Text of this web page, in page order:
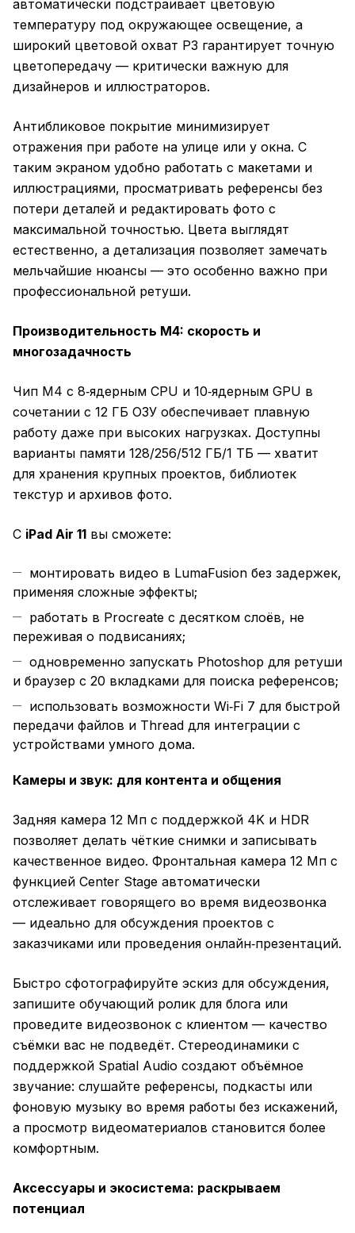
автоматически подстраивает цветовую
температуру под окружающее освещение, а
широкий цветовой охват P3 гарантирует точную
цветопередачу — критически важную для
дизайнеров и иллюстраторов.
Антибликовое покрытие минимизирует
отражения при работе на улице или у окна. С
таким экраном удобно работать с макетами и
иллюстрациями, просматривать референсы без
потери деталей и редактировать фото с
максимальной точностью. Цвета выглядят
естественно, а детализация позволяет замечать
мельчайшие нюансы — это особенно важно при
профессиональной ретуши.
Производительность M4: скорость и
многозадачность
Чип M4 с 8‑ядерным CPU и 10‑ядерным GPU в
сочетании с 12 ГБ ОЗУ обеспечивает плавную
работу даже при высоких нагрузках. Доступны
варианты памяти 128/256/512 ГБ/1 ТБ — хватит
для хранения крупных проектов, библиотек
текстур и архивов фото.
С iPad Air 11 вы сможете:
монтировать видео в LumaFusion без задержек,
применяя сложные эффекты;
работать в Procreate с десятком слоёв, не
переживая о подвисаниях;
одновременно запускать Photoshop для ретуши
и браузер с 20 вкладками для поиска референсов;
использовать возможности Wi‑Fi 7 для быстрой
передачи файлов и Thread для интеграции с
устройствами умного дома.
Камеры и звук: для контента и общения
Задняя камера 12 Мп с поддержкой 4K и HDR
позволяет делать чёткие снимки и записывать
качественное видео. Фронтальная камера 12 Мп с
функцией Center Stage автоматически
отслеживает говорящего во время видеозвонка
— идеально для обсуждения проектов с
заказчиками или проведения онлайн‑презентаций.
Быстро сфотографируйте эскиз для обсуждения,
запишите обучающий ролик для блога или
проведите видеозвонок с клиентом — качество
съёмки вас не подведёт. Стереодинамики с
поддержкой Spatial Audio создают объёмное
звучание: слушайте референсы, подкасты или
фоновую музыку во время работы без искажений,
а просмотр видеоматериалов становится более
комфортным.
Аксессуары и экосистема: раскрываем
потенциал